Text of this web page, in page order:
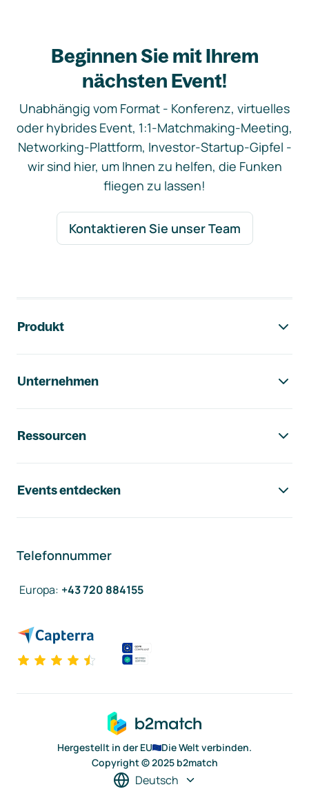
Beginnen Sie mit Ihrem
nächsten Event!
Unabhängig vom Format - Konferenz, virtuelles
oder hybrides Event, 1:1-Matchmaking-Meeting,
Networking-Plattform, Investor-Startup-Gipfel -
wir sind hier, um Ihnen zu helfen, die Funken
fliegen zu lassen!
Kontaktieren Sie unser Team
Produkt
Unternehmen
Ressourcen
Events entdecken
Telefonnummer
Europa: +43 720 884155
Hergestellt in der EU
Die Welt verbinden.
Copyright © 2025 b2match
Deutsch